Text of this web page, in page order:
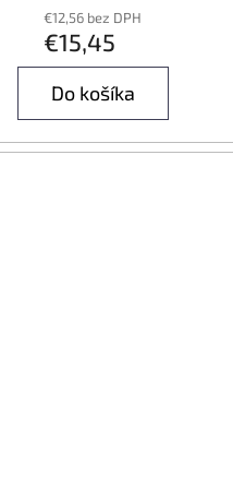
€12,56 bez DPH
€15,45
Do košíka